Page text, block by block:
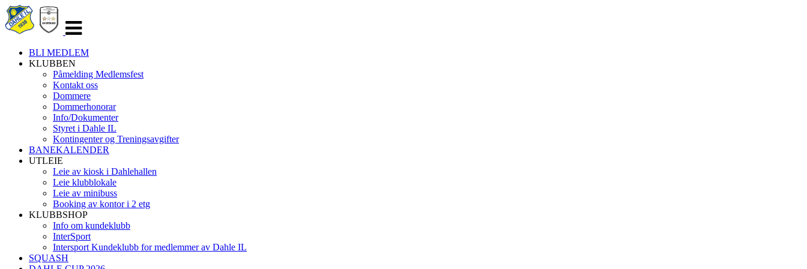
navigasjon
BLI MEDLEM
KLUBBEN
Påmelding Medlemsfest
Kontakt oss
Dommere
Dommerhonorar
Info/Dokumenter
Styret i Dahle IL
Kontingenter og Treningsavgifter
BANEKALENDER
UTLEIE
Leie av kiosk i Dahlehallen
Leie klubblokale
Leie av minibuss
Booking av kontor i 2 etg
KLUBBSHOP
Info om kundeklubb
InterSport
Intersport Kundeklubb for medlemmer av Dahle IL
SQUASH